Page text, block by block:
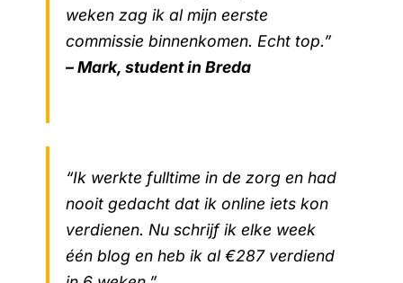
weken zag ik al mijn eerste
commissie binnenkomen. Echt top.”
– Mark, student in Breda
“Ik werkte fulltime in de zorg en had
nooit gedacht dat ik online iets kon
verdienen. Nu schrijf ik elke week
één blog en heb ik al €287 verdiend